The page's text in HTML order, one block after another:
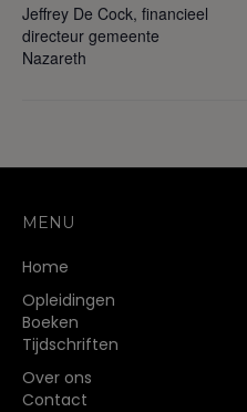
Jeffrey De Cock, financieel
directeur gemeente
Nazareth
MENU
Home
Opleidingen
Boeken
Tijdschriften
Over ons
Contact